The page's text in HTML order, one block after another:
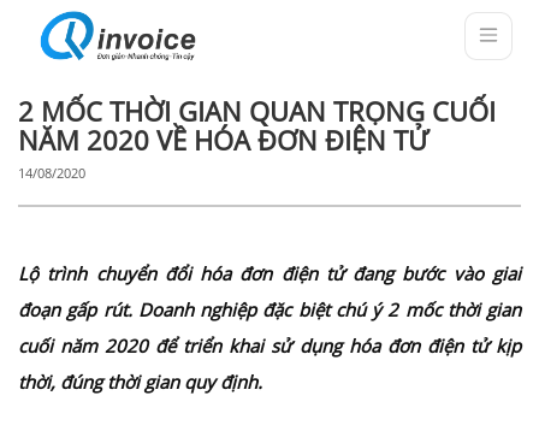
2 MỐC THỜI GIAN QUAN TRỌNG CUỐI
NĂM 2020 VỀ HÓA ĐƠN ĐIỆN TỬ
14/08/2020
Lộ trình chuyển đổi hóa đơn điện tử đang bước vào giai
đoạn gấp rút. Doanh nghiệp đặc biệt chú ý 2 mốc thời gian
cuối năm 2020 để triển khai sử dụng hóa đơn điện tử kịp
thời, đúng thời gian quy định.